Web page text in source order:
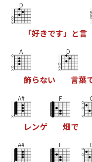
D
「好きです」 と言
A
飾らない
D
言葉
A#
レンゲ
F
畑で
A# F